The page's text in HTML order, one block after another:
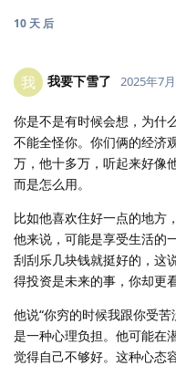
10 天 后
我 我要下雪了 2025年7
你是不是有时候会想，为什
不能全怪你。你们俩的经济
万，他十多万，听起来好像
而是怎么用。
比如他喜欢住好一点的地方
他来说，可能是享受生活的
刮刮乐几块钱就挺好的，这
得投资是未来的事，你却更
他说“你穷的时候我跟你受
是一种心理负担。他可能在
觉得自己不够好。这种心态